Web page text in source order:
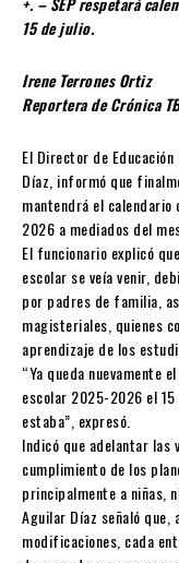
15 de julio.
Irene Terrones Ortiz
Reportera de Crónica
El Director de
Díaz, informó que
mantendrá el
2026 a mediados del
El funcionario explicó
escolar se veía venir,
por padres de familia,
magisteriales, quienes
aprendizaje de los
“Ya queda nuevamente
escolar 2025-2026 el
estaba”, expresó.
Indicó que adelantar las
cumplimiento de los
principalmente a niñas,
Aguilar Díaz señaló que,
modificaciones, cada